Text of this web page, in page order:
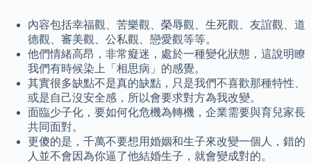
內容包括幸福觀、苦樂觀、榮辱觀、生死觀、友誼觀、道
德觀、審美觀、公私觀、戀愛觀等等。
他們情緒高昂，非常癡迷，處於一種變化狀態，這說明瞭
我們有時候染上「相思病」的感覺。
其實很多缺點不是真的缺點，只是我們不喜歡那種特性、
或是自己沒安全感，所以會要求對方為我改變。
面臨少子化，要如何化危機為轉機，企業需要與育兒家長
共同面對。
更傻的是，千萬不要想用婚姻和生子來改變一個人，錯的
人並不會因為你逼了他結婚生子，就會變成對的。